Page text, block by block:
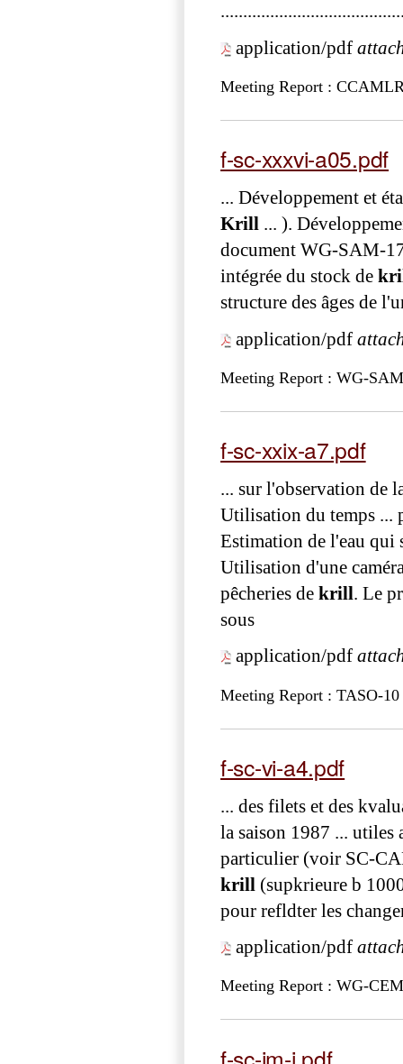
application/pdf
Meeting Report :
f-sc-xxxvi-a05.pdf
... Développement et
Krill ... ).
document WG-SAM-
intégrée du stock de
structure des âges de
application/pdf
Meeting Report : WG-
f-sc-xxix-a7.pdf
... sur l'observation de
Utilisation du temps ...
Estimation de l'eau qui
Utilisation d'une
pêcheries de krill . Le
sous
application/pdf
Meeting Report : TASO-10
f-sc-vi-a4.pdf
... des filets et des
la saison 1987 ... utiles
particulier (voir SC-
krill (supkrieure b
pour refldter les
application/pdf
Meeting Report : WG-